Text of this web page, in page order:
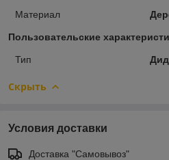
Материал
Пользовательские
Тип
Скрыть
Условия доставки
Доставка "Самовывоз"